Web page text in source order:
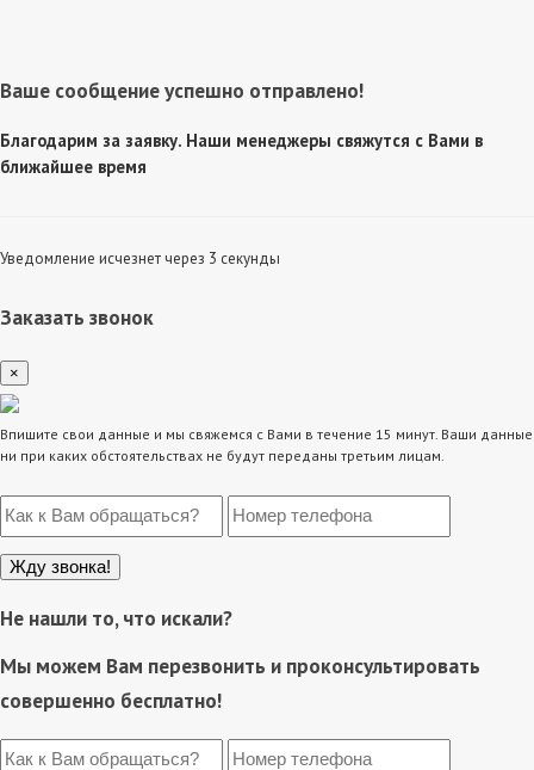
Ваше сообщение успешно отправлено!
Благодарим за заявку. Наши менеджеры свяжутся с Вами в
ближайшее время
Уведомление исчезнет через 3 секунды
Заказать звонок
×
Впишите свои данные и мы свяжемся с Вами в течение 15 минут. Ваши данные
ни при каких обстоятельствах не будут переданы третьим лицам.
Не нашли то, что искали?
Мы можем Вам перезвонить и проконсультировать
совершенно бесплатно!